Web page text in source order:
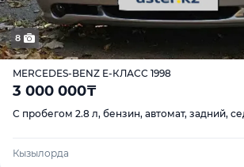
8
MERCEDES-BENZ E-КЛАСС 1998
3 000 000₸
С пробегом 2.8 л, бензин, автомат, задний,
Кызылорда